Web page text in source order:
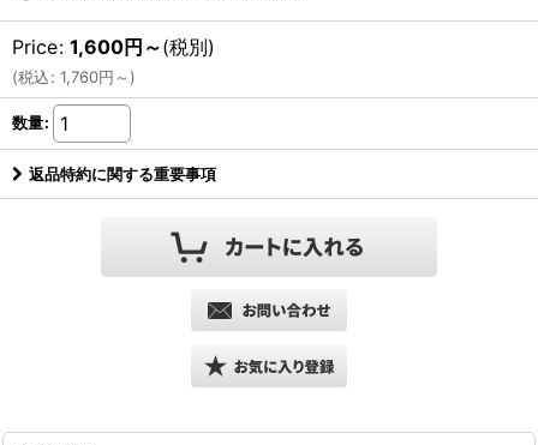
Price: 1,600円 ～(税別)
(税込: 1,760円 ～ )
数量:
返品特約に関する重要事項